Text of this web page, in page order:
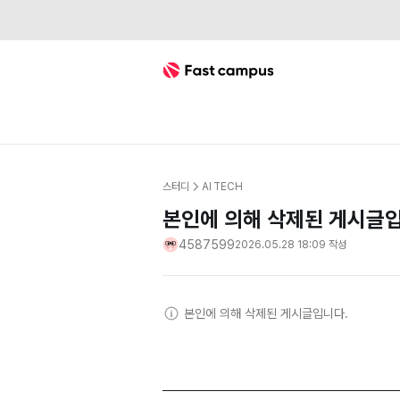
Fast Campus
스터디 AI TECH
본인에 의해 삭제된 게시글
45875992026.05.28 18:09 작성
본인에 의해 삭제된 게시글입니다.